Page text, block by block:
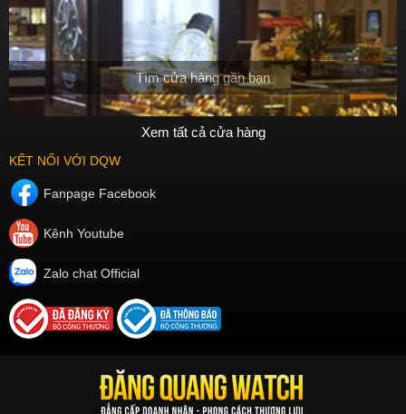
Tìm cửa hàng gần bạn
Xem tất cả cửa hàng
KẾT NỐI VỚI DQW
Fanpage Facebook
Kênh Youtube
Zalo chat Official